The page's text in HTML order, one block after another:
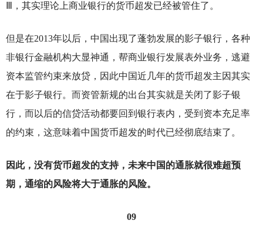
Ⅲ，其实理论上商业银行的货币超发已经被管住了。
但是在2013年以后，中国出现了蓬勃发展的影子银行，各种
非银行金融机构大显神通，帮商业银行发展表外业务，逃避
资本监管约束来放贷，因此中国近几年的货币超发主因其实
在于影子银行。而资管新规的出台其实就是关闭了影子银
行，而以后的信贷活动都要回到银行表内，受到资本充足率
的约束，这意味着中国货币超发的时代已经彻底结束了。
因此，没有货币超发的支持，未来中国的通胀就很难超预
期，通缩的风险将大于通胀的风险。
09